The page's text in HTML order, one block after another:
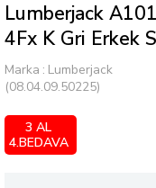
Lumberjack
4Fx K Gri Erkek
Marka : Lumberjack
(08.04.09.50225)
3 AL
4.BEDAVA